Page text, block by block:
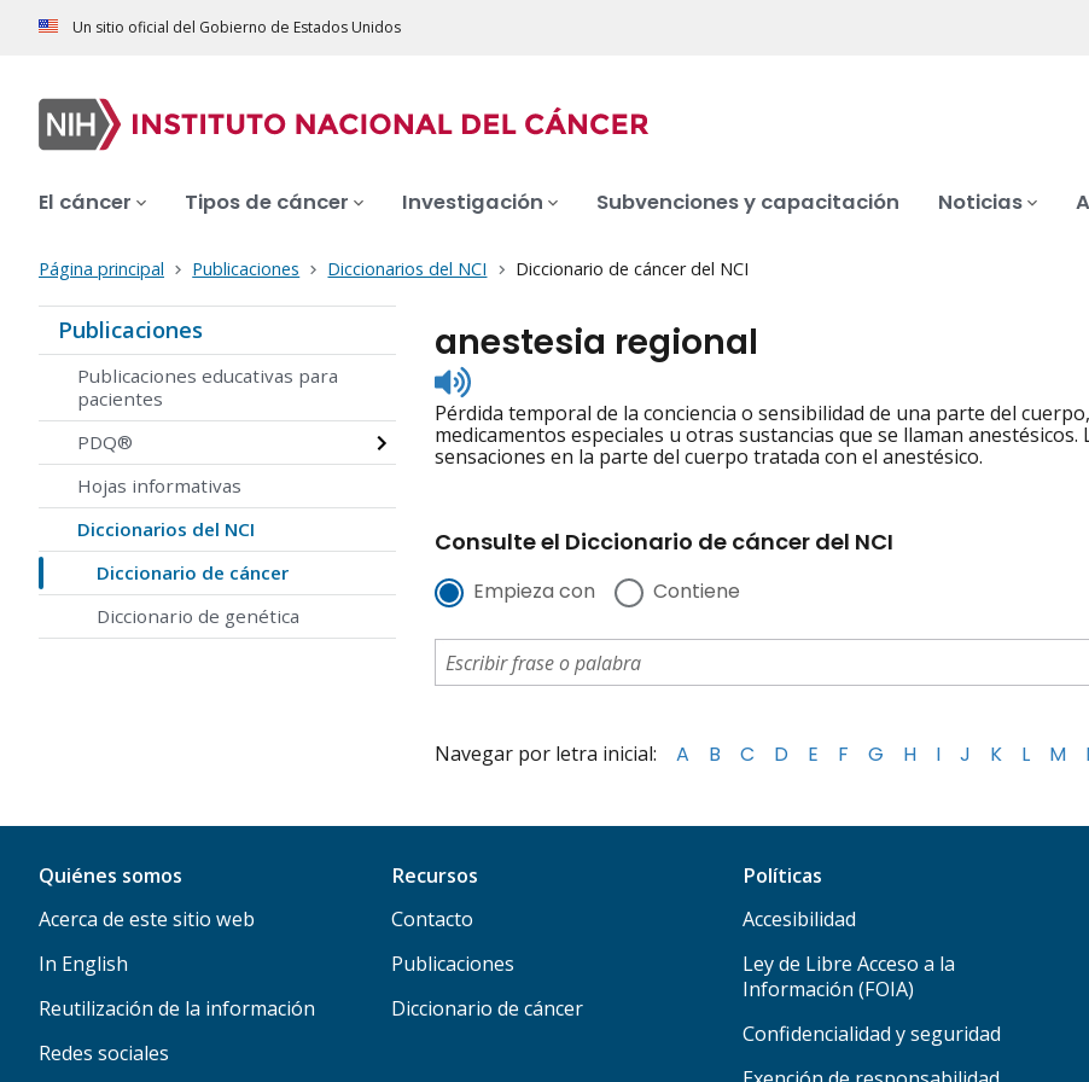
Un sitio oficial del Gobierno de Estados Unidos
El cáncer Tipos de cáncer Investigación Subvenciones y capacitación Noticias
Página principal Publicaciones Diccionarios del NCI Diccionario de cáncer del NCI
Publicaciones
Publicaciones educativas para
pacientes
PDQ®
Hojas informativas
Diccionarios del NCI
Diccionario de cáncer
Diccionario de genética
anestesia regional
Listen
to
pronunciation
Pérdida temporal de la conciencia o sensibilidad de una parte del
medicamentos especiales u otras sustancias que se llaman
sensaciones en la parte del cuerpo tratada con el anestésico.
Consulte el Diccionario de cáncer del NCI
Empieza con Contiene
Navegar por letra inicial: A B C D E F G H I J K L M
Quiénes somos
Acerca de este sitio web
In English
Reutilización de la información
Redes sociales
Recursos
Contacto
Publicaciones
Diccionario de cáncer
Políticas
Accesibilidad
Ley de Libre Acceso a la
Información (FOIA)
Confidencialidad y seguridad